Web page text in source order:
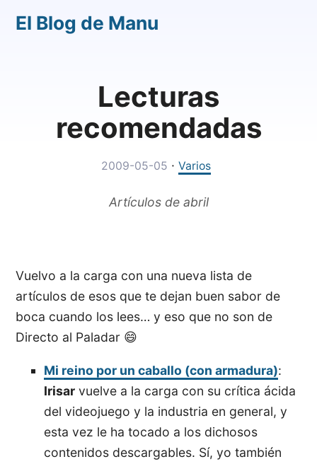
El Blog de Manu
Lecturas
recomendadas
2009-05-05 ·Varios
Artículos de abril
Vuelvo a la carga con una nueva lista de
artículos de esos que te dejan buen sabor de
boca cuando los lees… y eso que no son de
Directo al Paladar 😄
Mi reino por un caballo (con armadura):
Irisar vuelve a la carga con su crítica ácida
del videojuego y la industria en general, y
esta vez le ha tocado a los dichosos
contenidos descargables. Sí, yo también